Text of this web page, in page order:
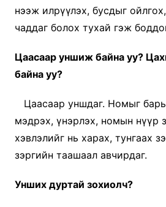
нээж илрүүлэх, бусдыг
чаддаг болох тухай гэж
Цаасаар уншиж байна уу?
байна уу?
Цаасаар уншдаг. Номыг
мэдрэх, үнэрлэх, номын нүүр
хэвлэлийг нь харах, тунгаах
зэргийн таашаал авчирдаг.
Унших дуртай зохиолч?